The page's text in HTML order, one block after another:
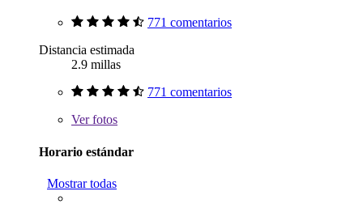
771 comentarios
Distancia estimada
2.9 millas
771 comentarios
Verfotos
Horario estándar
Mostrar todas